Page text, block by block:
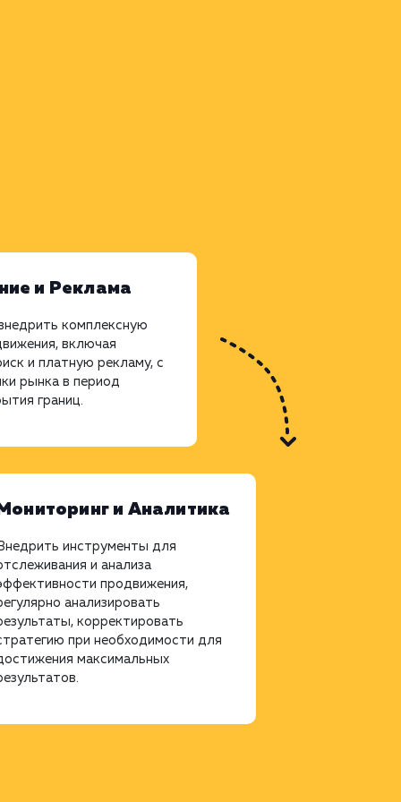
и Реклама
комплексную
включая
и платную рекламу, с
рынка в период
границ.
и Аналитика
инструменты для
и анализа
продвижения,
анализировать
корректировать
при необходимости для
максимальных